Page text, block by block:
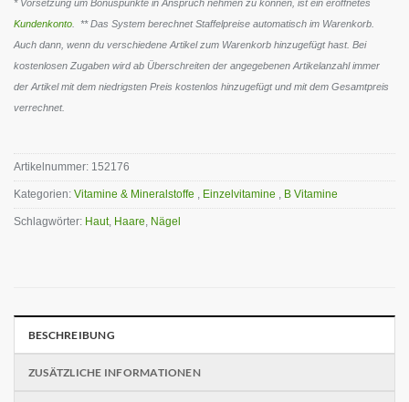
* Vorsetzung um Bonuspunkte in Anspruch nehmen zu können, ist ein eröffnetes
Kundenkonto . ** Das System berechnet Staffelpreise automatisch im Warenkorb.
Auch dann, wenn du verschiedene Artikel zum Warenkorb hinzugefügt hast. Bei
kostenlosen Zugaben wird ab Überschreiten der angegebenen Artikelanzahl immer
der Artikel mit dem niedrigsten Preis kostenlos hinzugefügt und mit dem Gesamtpreis
verrechnet.
Artikelnummer: 152176
Kategorien: Vitamine & Mineralstoffe , Einzelvitamine , B Vitamine
Schlagwörter: Haut, Haare, Nägel
BESCHREIBUNG
ZUSÄTZLICHE INFORMATIONEN